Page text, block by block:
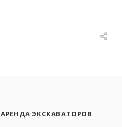
АРЕНДА ЭКСКАВАТОРОВ